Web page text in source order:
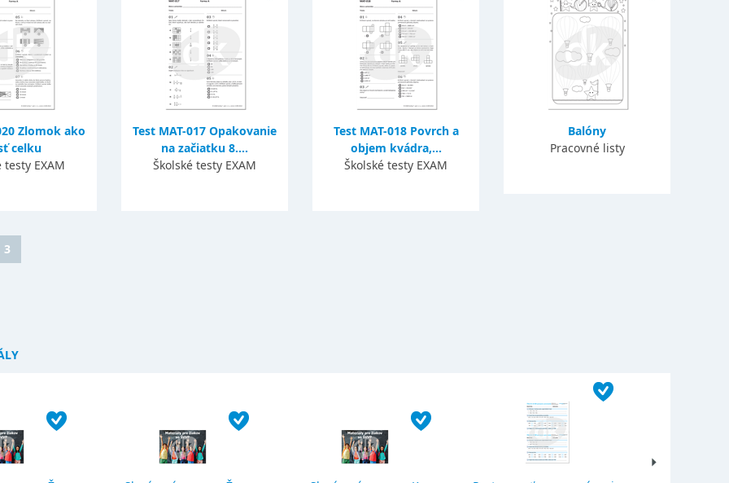
Zlomok ako
celku
testy EXAM
Test MAT-017 Opakovanie
na začiatku 8....
Školské testy EXAM
Test MAT-018 Povrch a
objem kvádra,...
Školské testy EXAM
Balóny
Pracovné listy
3